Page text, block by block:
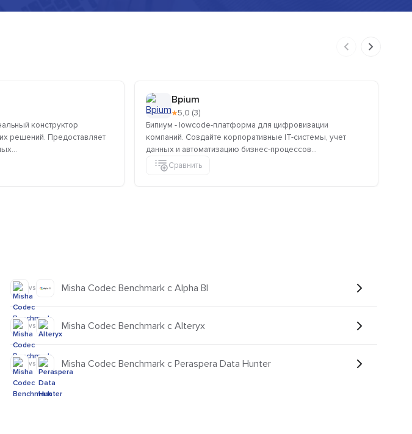
конструктор
решений. Предоставляет
Bpium
★5,0 (3)
Бипиум - lowcode-платформа для цифровизации
компаний. Создайте корпоративные IT-системы, учет
данных и автоматизацию бизнес-процессов...
Сравнить
vs Misha Codec Benchmark с Alpha BI
vs Misha Codec Benchmark с Alteryx
vs Misha Codec Benchmark с Peraspera Data Hunter